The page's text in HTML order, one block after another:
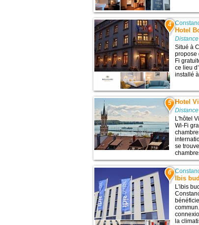
4
Hotel
Situé à
propose
Fi
ce lieu
installé
5 Hotel
L'hôtel
Wi-Fi
se
6
Ibis
L'ibis
la